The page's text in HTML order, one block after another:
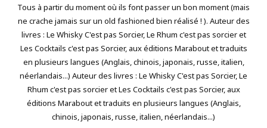
Tous à partir du moment où ils font passer un bon moment (mais
ne crache jamais sur un old fashioned bien réalisé ! ). Auteur des
livres : Le Whisky C'est pas Sorcier, Le Rhum c'est pas sorcier et
Les Cocktails c'est pas Sorcier, aux éditions Marabout et traduits
en plusieurs langues (Anglais, chinois, japonais, russe, italien,
néerlandais...) Auteur des livres : Le Whisky C'est pas Sorcier, Le
Rhum c'est pas sorcier et Les Cocktails c'est pas Sorcier, aux
éditions Marabout et traduits en plusieurs langues (Anglais,
chinois, japonais, russe, italien, néerlandais...)